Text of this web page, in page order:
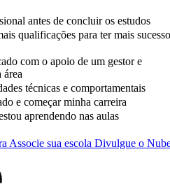
antes de concluir os estudos
qualificações para ter mais sucesso
com o apoio de um gestor e
área
técnicas e comportamentais
e começar minha carreira
aprendendo nas aulas
Associe sua escola Divulgue o